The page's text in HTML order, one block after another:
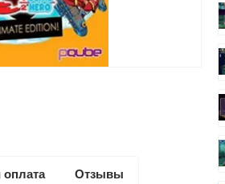
оплата Отзывы